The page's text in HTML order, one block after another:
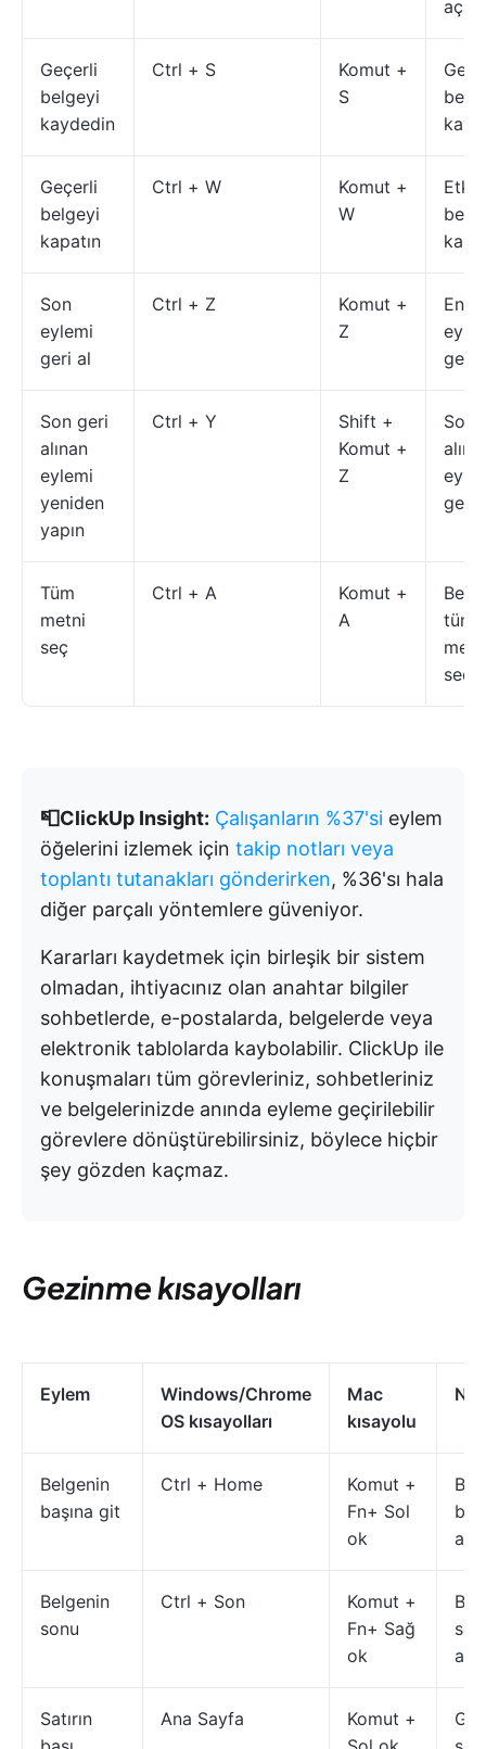
açar
Geçerli
belgeyi
kaydedin
Ctrl + S
Komut +
S
Geçerli
belgeyi
kapatın
Ctrl + W
Komut +
W
Etkin
Son
eylemi
geri al
Ctrl + Z
Komut +
Z
En
geri
Son geri
alınan
eylemi
yeniden
yapın
Ctrl + Y
Shift +
Komut +
Z
Son
geri
Tüm
metni
seç
Ctrl + A
Komut +
A
tüm
📮ClickUp Insight: Çalışanların %37'si eylem
öğelerini izlemek için takip notları veya
toplantı tutanakları gönderirken, %36'sı hala
diğer parçalı yöntemlere güveniyor.
Kararları kaydetmek için birleşik bir sistem
olmadan, ihtiyacınız olan anahtar bilgiler
sohbetlerde, e-postalarda, belgelerde veya
elektronik tablolarda kaybolabilir. ClickUp ile
konuşmaları tüm görevleriniz, sohbetleriniz
ve belgelerinizde anında eyleme geçirilebilir
görevlere dönüştürebilirsiniz, böylece hiçbir
şey gözden kaçmaz.
Gezinme kısayolları
Eylem
Windows/Chrome
OS kısayolları
Mac
kısayolu
Ne
Belgenin
başına git
Ctrl + Home
Komut +
Fn+ Sol
ok
Belgenin
sonu
Ctrl + Son
Komut +
Fn+ Sağ
ok
Satırın
Ana Sayfa
Komut +